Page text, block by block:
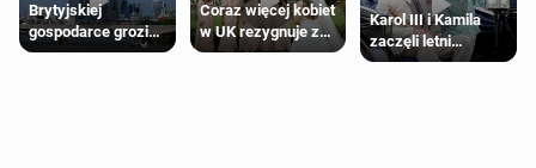
Brytyjskiej
gospodarce grozi
recesja, jeśli
Coraz więcej kobiet
w UK rezygnuje z
roli druhny na
Karol III i Kamila
zaczęli letni
odpoczynek po